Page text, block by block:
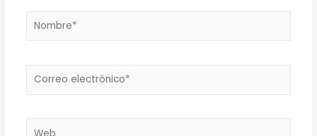
Nombre*
Correo
Web